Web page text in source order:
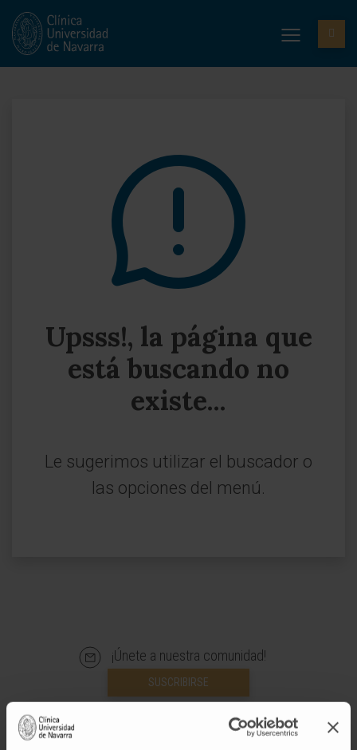
Upsss!, la página que
está buscando no
existe...
Le sugerimos utilizar el buscador o
las opciones del menú.
¡Únete a nuestra comunidad!
SUSCRIBIRSE